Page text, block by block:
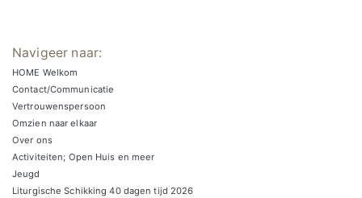
Navigeer naar:
HOME Welkom
Contact/Communicatie
Vertrouwenspersoon
Omzien naar elkaar
Over ons
Activiteiten; Open Huis en meer
Jeugd
Liturgische Schikking 40 dagen tijd 2026